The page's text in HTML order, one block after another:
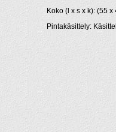
Koko (l x s x k): (55 x
Pintakäsittely: